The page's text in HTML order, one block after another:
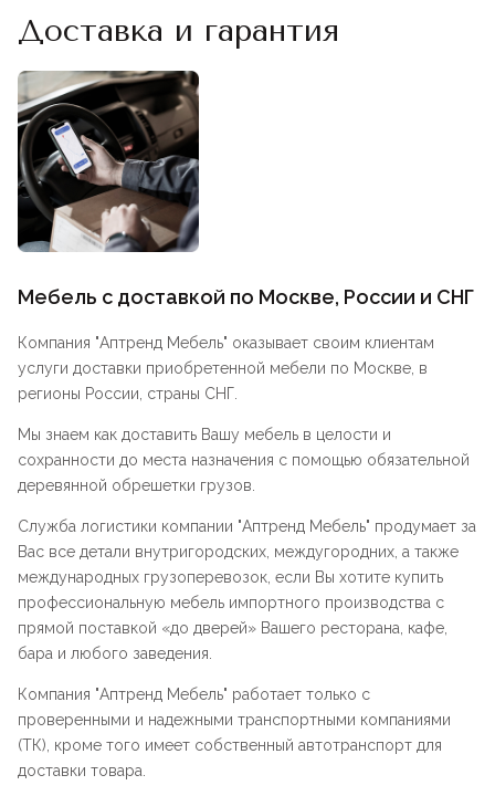
Доставка и гарантия
Мебель с доставкой по Москве, России и СНГ
Компания "Аптренд Мебель" оказывает своим клиентам
услуги доставки приобретенной мебели по Москве, в
регионы России, страны СНГ.
Мы знаем как доставить Вашу мебель в целости и
сохранности до места назначения с помощью обязательной
деревянной обрешетки грузов.
Служба логистики компании "Аптренд Мебель" продумает за
Вас все детали внутригородских, междугородних, а также
международных грузоперевозок, если Вы хотите купить
профессиональную мебель импортного производства с
прямой поставкой «до дверей» Вашего ресторана, кафе,
бара и любого заведения.
Компания "Аптренд Мебель" работает только с
проверенными и надежными транспортными компаниями
(ТК), кроме того имеет собственный автотранспорт для
доставки товара.